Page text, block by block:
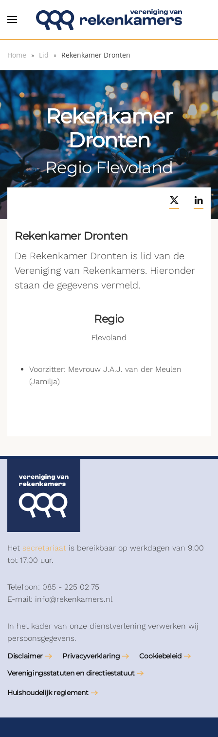
Overslaan en naar de inhoud gaan
Home Lid Rekenkamer Dronten
Rekenkamer
Dronten
Regio Flevoland
Rekenkamer Dronten
De Rekenkamer Dronten is lid van de
Vereniging van Rekenkamers. Hieronder
staan de gegevens vermeld.
Regio
Flevoland
Voorzitter: Mevrouw J.A.J. van der Meulen
(Jamilja)
Het secretariaat is bereikbaar op werkdagen van 9.00
tot 17.00 uur.
Telefoon: 085 - 225 02 75
E-mail: info@rekenkamers.nl
In het kader van onze dienstverlening verwerken wij
persoonsgegevens.
Disclaimer Privacyverklaring
Cookiebeleid
Verenigingsstatuten en directiestatuut
Huishoudelijk reglement